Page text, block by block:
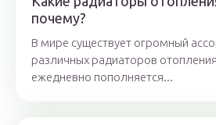
почему?
В мире существует огромный
различных радиаторов
ежедневно пополняется...